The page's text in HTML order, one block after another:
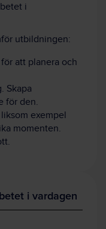
i
utbildningen:
att planera och
Skapa
för den.
exempel
momenten.
i vardagen